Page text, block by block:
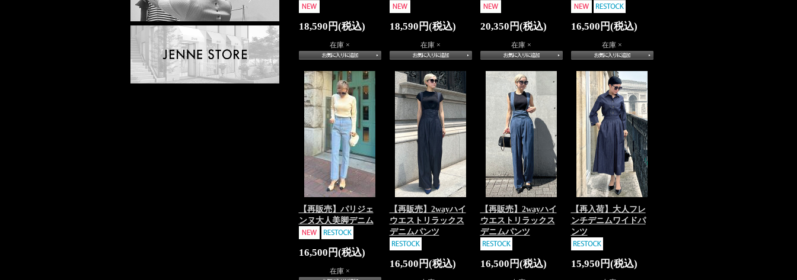
18,590円(税込)
在庫 ×
18,590円(税込)
在庫 ×
20,350円(税込)
在庫 ×
16,500円(税込)
在庫 ×
【再販売】パリジェ
ンヌ大人美脚デニム
16,500円(税込)
在庫 ×
【再販売】2wayハイ
ウエストリラックス
デニムパンツ
16,500円(税込)
【再販売】2wayハイ
ウエストリラックス
デニムパンツ
16,500円(税込)
【再入荷】大人フレ
ンチデニムワイドパ
ンツ
15,950円(税込)